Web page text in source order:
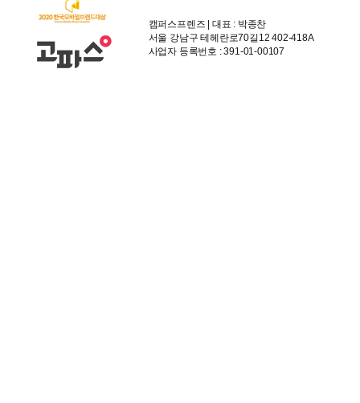
캠퍼스프렌즈 | 대표 : 박종찬
서울 강남구 테헤란로70길12 402-418A
사업자 등록번호 : 391-01-00107